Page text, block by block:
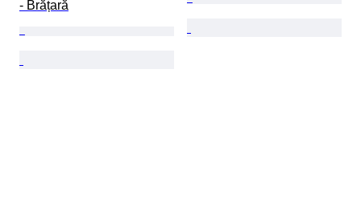
- Brățară